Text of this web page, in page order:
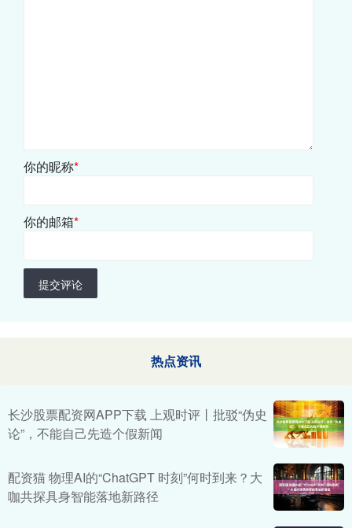
你的昵称*
你的邮箱*
提交评论
热点资讯
长沙股票配资网APP下载 上观时评丨批驳“伪史
论”，不能自己先造个假新闻
配资猫 物理AI的“ChatGPT 时刻”何时到来？大
咖共探具身智能落地新路径